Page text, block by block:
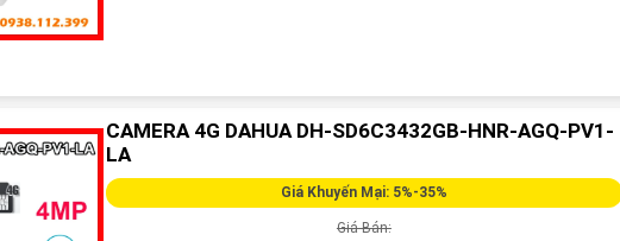
CAMERA 4G DAHUA DH-SD6C3432GB-HNR-AGQ-PV1-
LA
Giá Khuyến Mại: 5%-35%
Giá Bán: